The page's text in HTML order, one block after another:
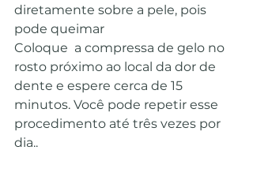
diretamente sobre a pele, pois
pode queimar
Coloque  a compressa de gelo no
rosto próximo ao local da dor de
dente e espere cerca de 15
minutos. Você pode repetir esse
procedimento até três vezes por
dia..